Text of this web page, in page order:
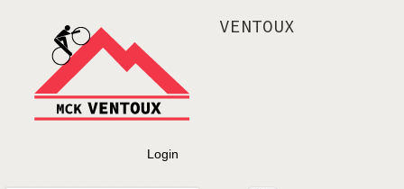
VENTOUX
Login